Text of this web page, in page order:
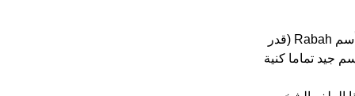
Rabah هو اسم للبنين أصل الأسم هو العبرية على موقعنا 3 الأشخاص بأسم Rabah (قدر
هذا أسم جيد تماما كنية